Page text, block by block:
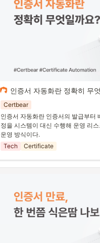
— 수동 관리의 한계를 넘
운영 패러다임
앞선 1~3편에서는
• 인증서 만료가 왜 큰 사고로 이어
• 인증서 유효기간이 왜 47일까지
•
그렇다면 이번에는 아주 근본적인
“인증서 자동화(Automation)란
인증서 자동화란 정확히 무
Certbear
인증서 자동화란 인증서의 발급부터
정을 시스템이 대신 수행해 운영 리
운영 방식이다.
Tech
Certificate